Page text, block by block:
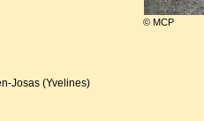
au
© MCP
Josas (Yvelines)